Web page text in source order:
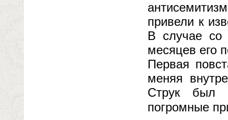
привели к
В случае
месяцев его
Первая
меняя
Струк был
погромные